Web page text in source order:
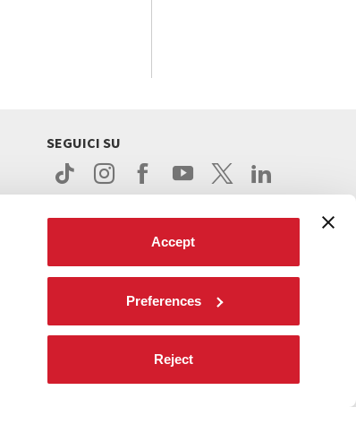
Accept
Preferences
Reject
SEGUICI SU